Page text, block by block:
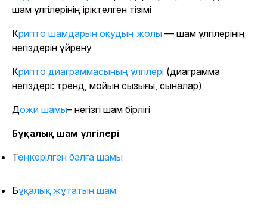
шам үлгілерінің іріктелген тізімі
Крипто шамдарын оқудың жолы — шам үлгілерінің
негіздерін үйрену
Крипто диаграммасының үлгілері (диаграмма
негіздері: тренд, мойын сызығы, сыналар)
Дожи шамы– негізгі шам бірлігі
Бұқалық шам үлгілері
Төңкерілген балға шамы
Бұқалық жұтатын шам